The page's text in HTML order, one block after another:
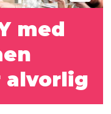
med
alvorlig